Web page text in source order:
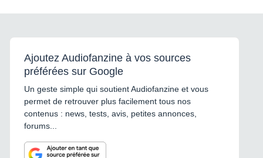
Ajoutez Audiofanzine à vos sources
préférées sur Google
Un geste simple qui soutient Audiofanzine et vous
permet de retrouver plus facilement tous nos
contenus : news, tests, avis, petites annonces,
forums...